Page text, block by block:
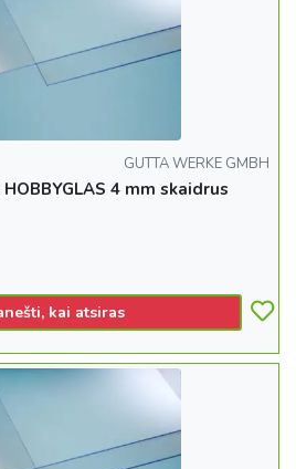
GUTTA WERKE GMBH
4 mm skaidrus
kai atsiras